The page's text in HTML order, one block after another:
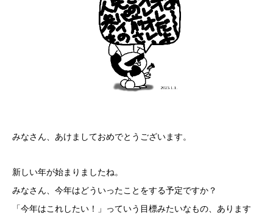
みなさん、あけましておめでとうございます。
新しい年が始まりましたね。
みなさん、今年はどういったことをする予定ですか？
「今年はこれしたい！」っていう目標みたいなもの、あります